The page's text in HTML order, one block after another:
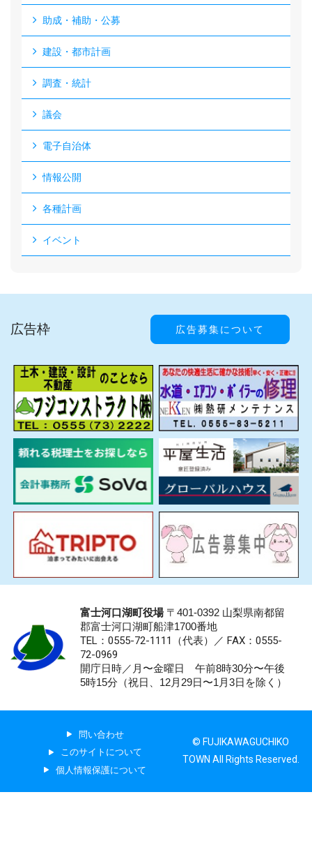
助成・補助・公募
建設・都市計画
調査・統計
議会
電子自治体
情報公開
各種計画
イベント
広告枠 広告募集について
富士河口湖町役場〒401-0392 山梨県南都留
郡富士河口湖町船津1700番地
TEL：0555-72-1111 （代表）／ FAX：0555-
72-0969
開庁日時／月〜金曜日 午前8時30分〜午後
5時15分（祝日、12月29日〜1月3日を除く）
問い合わせ
このサイトについて
個人情報保護について
© FUJIKAWAGUCHIKO
TOWN All Rights Reserved.